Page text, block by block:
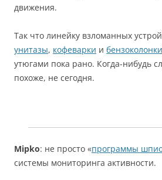
движения.
Так что линейку взломанных
унитазы, кофеварки и бензоколонки
утюгами пока рано. Когда-нибудь
похоже, не сегодня.
Mipko: не просто «программы
системы мониторинга активности.